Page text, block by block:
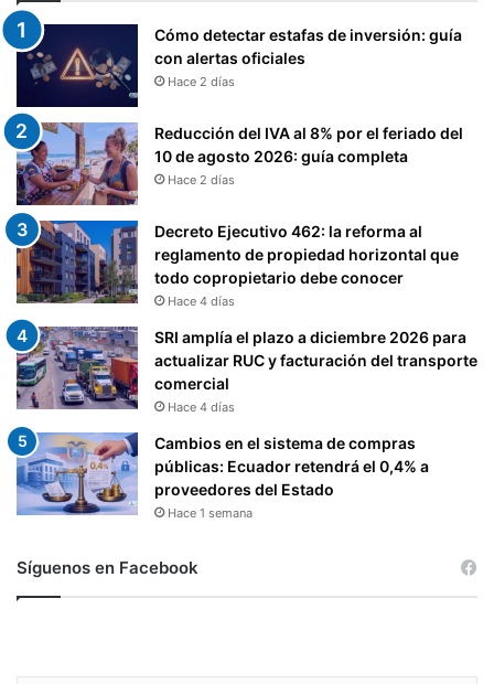
Cómo detectar estafas de inversión: guía
con alertas oficiales
Hace 2 días
Reducción del IVA al 8% por el feriado del
10 de agosto 2026: guía completa
Hace 2 días
Decreto Ejecutivo 462: la reforma al
reglamento de propiedad horizontal que
todo copropietario debe conocer
Hace 4 días
SRI amplía el plazo a diciembre 2026 para
actualizar RUC y facturación del transporte
comercial
Hace 4 días
Cambios en el sistema de compras
públicas: Ecuador retendrá el 0,4% a
proveedores del Estado
Hace 1 semana
Síguenos en Facebook